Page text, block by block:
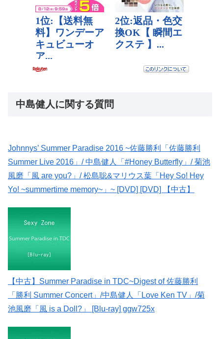
中島健人に関する質問
Johnnys’ Summer Paradise 2016 ~佐藤勝利「佐藤勝利
Summer Live 2016」/ 中島健人「#Honey Butterfly」/ 菊池
風磨「風 are you?」/ 松島聡&マリウス葉「Hey So! Hey
Yo! ~summertime memory~」~ [DVD] [DVD] 【中古】
【中古】Summer Paradise in TDC~Digest of 佐藤勝利
「勝利 Summer Concert」/中島健人「Love Ken TV」/菊
池風磨「風 is a Doll?」 [Blu-ray] ggw725x